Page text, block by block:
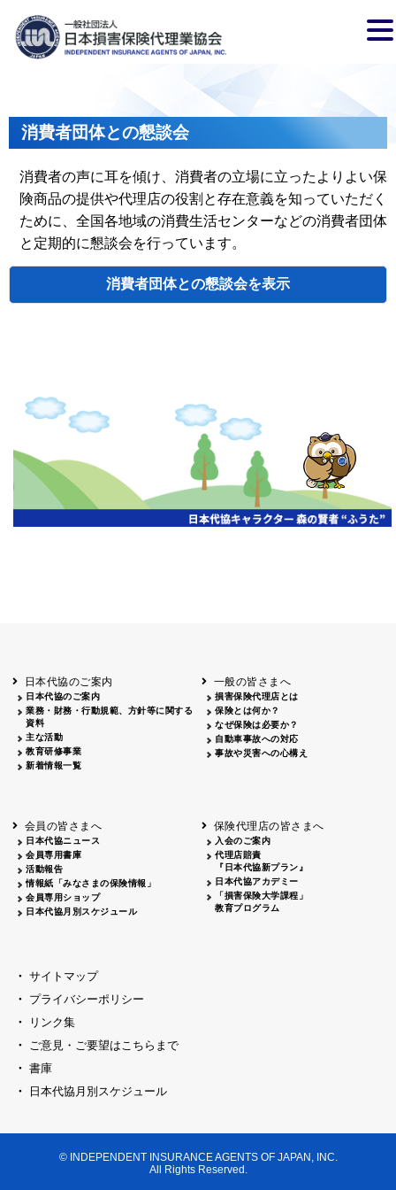
消費者団体との懇談会
消費者の声に耳を傾け、消費者の立場に立ったよりよい保
険商品の提供や代理店の役割と存在意義を知っていただく
ために、全国各地域の消費生活センターなどの消費者団体
と定期的に懇談会を行っています。
消費者団体との懇談会
申し訳ございません、この年度の情報はまだありません。
日本代協のご案内
日本代協のご案内
業務・財務・行動規範、方針等に関する
資料
主な活動
教育研修事業
新着情報一覧
一般の皆さまへ
損害保険代理店とは
保険とは何か？
なぜ保険は必要か？
自動車事故への対応
事故や災害への心構え
会員の皆さまへ
日本代協ニュース
会員専用書庫
活動報告
情報紙「みなさまの保険情報」
会員専用ショップ
日本代協月別スケジュール
保険代理店の皆さまへ
入会のご案内
代理店賠責
『日本代協新プラン』
日本代協アカデミー
「損害保険大学課程」
教育プログラム
サイトマップ
プライバシーポリシー
リンク集
ご意見・ご要望はこちらまで
書庫
日本代協月別スケジュール
© INDEPENDENT INSURANCE AGENTS OF JAPAN, INC.
All Rights Reserved.